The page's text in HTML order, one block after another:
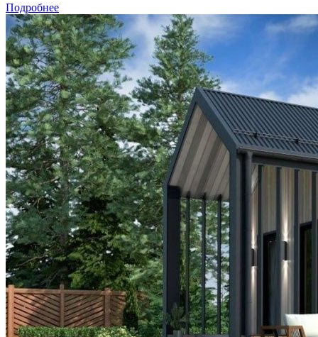
Подробнее